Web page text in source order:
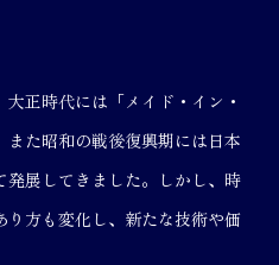
正時代には「メイド・イン・
また昭和の戦後復興期には日本
展してきました。しかし、時
方も変化し、新たな技術や価